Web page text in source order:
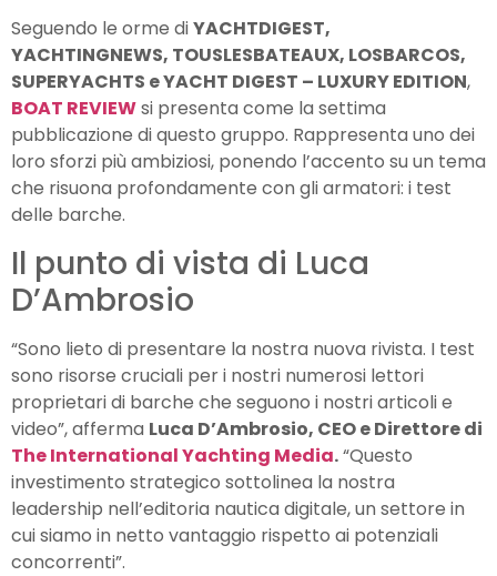
Seguendo le orme diYACHTDIGEST,
YACHTINGNEWS, TOUSLESBATEAUX, LOSBARCOS,
SUPERYACHTS e YACHT DIGEST – LUXURY EDITION,
BOAT REVIEWsi presenta come la settima
pubblicazione di questo gruppo. Rappresenta uno dei
loro sforzi più ambiziosi, ponendo l’accento su un tema
che risuona profondamente con gli armatori: i test
delle barche.
Il punto di vista di Luca
D’Ambrosio
“Sono lieto di presentare la nostra nuova rivista. I test
sono risorse cruciali per i nostri numerosi lettori
proprietari di barche che seguono i nostri articoli e
video”, afferma Luca D’Ambrosio, CEO e Direttore di
The International Yachting Media.“Questo
investimento strategico sottolinea la nostra
leadership nell’editoria nautica digitale, un settore in
cui siamo in netto vantaggio rispetto ai potenziali
concorrenti”.